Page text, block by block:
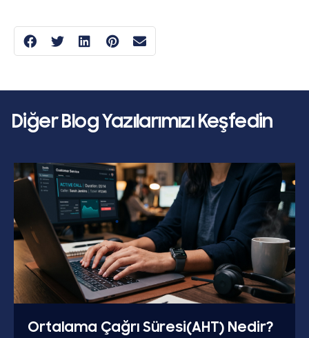
Diğer Blog Yazılarımızı Keşfedin
Ortalama Çağrı Süresi(AHT) Nedir?